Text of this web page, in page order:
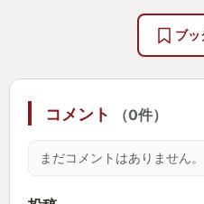
ブッ
コメント （0件）
まだコメントはありません。